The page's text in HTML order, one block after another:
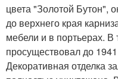
цвета "Золотой Бутон",
до верхнего края
мебели и в портьерах. В
просуществовал до
Декоративная отделка